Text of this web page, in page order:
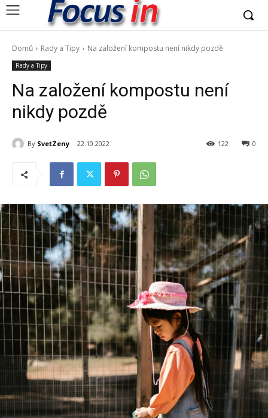
Domů Rady a Tipy Na založení kompostu není nikdy pozdě
Rady a Tipy
Na založení kompostu není
nikdy pozdě
By SvetZeny 22.10.2022 0
122